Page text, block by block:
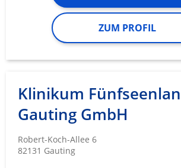
ZUM PROFIL
Klinikum
Gauting GmbH
Robert-Koch-Allee 6
82131 Gauting